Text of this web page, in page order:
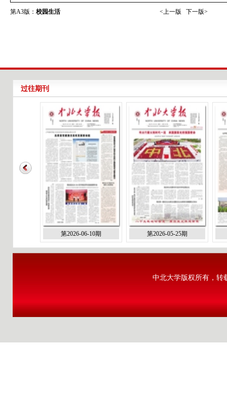
第A3版： 校园生活 <上一版 下一版>
过往期刊
第2026-06-10期 第2026-05-25期
中北大学版权所有，转